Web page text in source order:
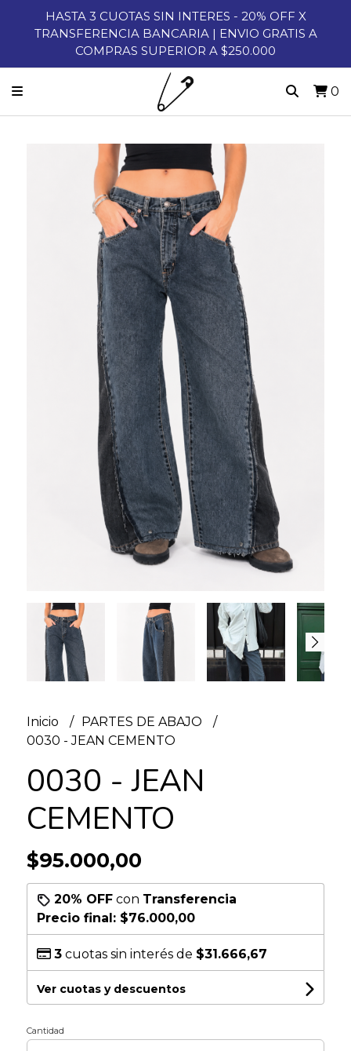
HASTA 3 CUOTAS SIN INTERES - 20% OFF X
TRANSFERENCIA BANCARIA | ENVIO GRATIS A
COMPRAS SUPERIOR A $250.000
0
Inicio
PARTES DE ABAJO
0030 - JEAN CEMENTO
0030 - JEAN
CEMENTO
$95.000,00
20% OFFcon Transferencia
Precio final: $76.000,00
3cuotas sin interés de $31.666,67
Ver cuotas y descuentos
Cantidad